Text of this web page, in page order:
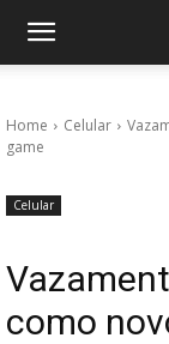
MundoTec
Home Celular
game
Celular
como